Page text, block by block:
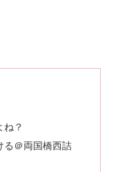
ね？
る＠両国橋西詰